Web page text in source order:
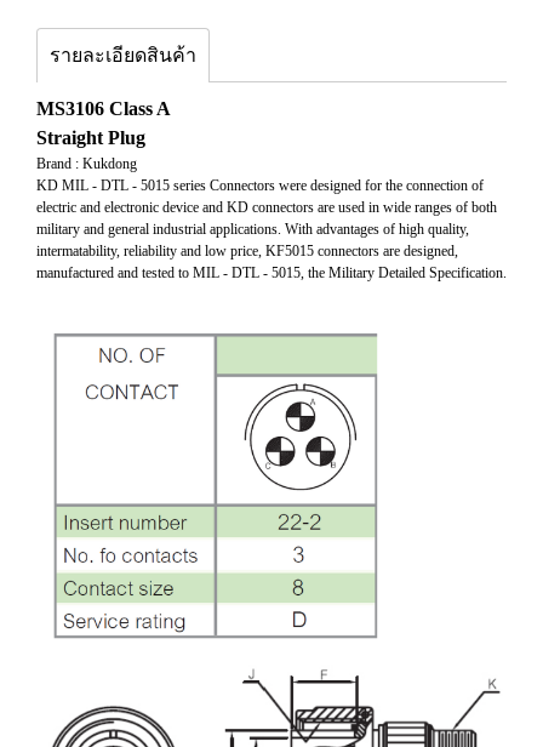
รายละเอียดสินค้า
MS3106 Class A
Straight Plug
Brand : Kukdong
KD MIL - DTL - 5015 series Connectors were designed for the connection of
electric and electronic device and KD connectors are used in wide ranges of both
military and general industrial applications. With advantages of high quality,
intermatability, reliability and low price, KF5015 connectors are designed,
manufactured and tested to MIL - DTL - 5015, the Military Detailed Specification.